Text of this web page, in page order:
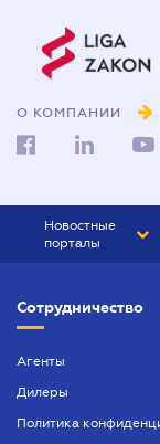
О КОМПАНИИ
Новостные
порталы
БИЗНЕС
Сотрудничество
Агенты
Дилеры
Политика